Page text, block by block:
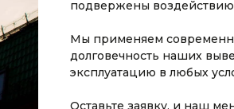
подвержены воздействию
Мы применяем
долговечность наших
эксплуатацию в любых
Оставьте заявку, и наш